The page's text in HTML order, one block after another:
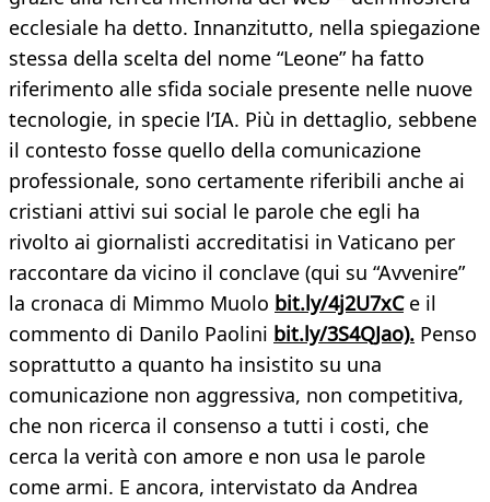
ecclesiale ha detto. Innanzitutto, nella spiegazione
stessa della scelta del nome “Leone” ha fatto
riferimento alle sfida sociale presente nelle nuove
tecnologie, in specie l’IA. Più in dettaglio, sebbene
il contesto fosse quello della comunicazione
professionale, sono certamente riferibili anche ai
cristiani attivi sui social le parole che egli ha
rivolto ai giornalisti accreditatisi in Vaticano per
raccontare da vicino il conclave (qui su “Avvenire”
la cronaca di Mimmo Muolo bit.ly/4j2U7xCe il
commento di Danilo Paolini bit.ly/3S4QJao). Penso
soprattutto a quanto ha insistito su una
comunicazione non aggressiva, non competitiva,
che non ricerca il consenso a tutti i costi, che
cerca la verità con amore e non usa le parole
come armi. E ancora, intervistato da Andrea